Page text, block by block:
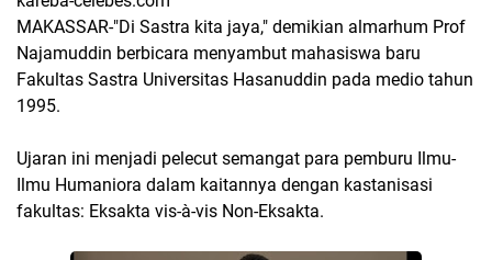
MAKASSAR-"Di Sastra kita jaya," demikian almarhum Prof
Najamuddin berbicara menyambut mahasiswa baru
Fakultas Sastra Universitas Hasanuddin pada medio tahun
1995.
Ujaran ini menjadi pelecut semangat para pemburu Ilmu-
Ilmu Humaniora dalam kaitannya dengan kastanisasi
fakultas: Eksakta vis-à-vis Non-Eksakta.